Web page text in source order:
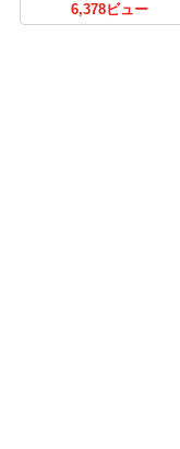
6,378ビュー